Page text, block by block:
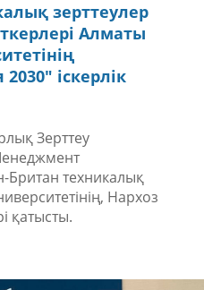
зерттеулер
Алматы
іскерлік
Зерттеу
Британ техникалық
Нархоз
қатысты.